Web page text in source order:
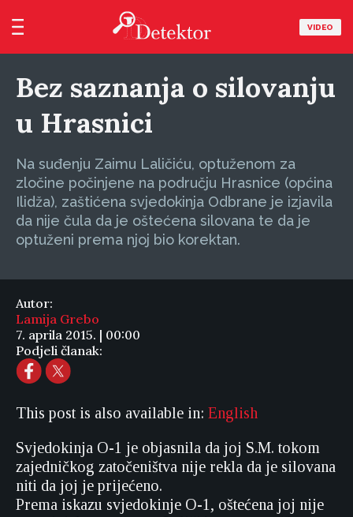
VIDEO
Bez saznanja o silovanju
u Hrasnici
Na suđenju Zaimu Laličiću, optuženom za
zločine počinjene na području Hrasnice (općina
Ilidža), zaštićena svjedokinja Odbrane je izjavila
da nije čula da je oštećena silovana te da je
optuženi prema njoj bio korektan.
Autor:
Lamija Grebo
7. aprila 2015. | 00:00
Podjeli članak:
This post is also available in: English
Svjedokinja O-1 je objasnila da joj S.M. tokom
zajedničkog zatočeništva nije rekla da je silovana
niti da joj je prijećeno.
Prema iskazu svjedokinje O-1, oštećena joj nije